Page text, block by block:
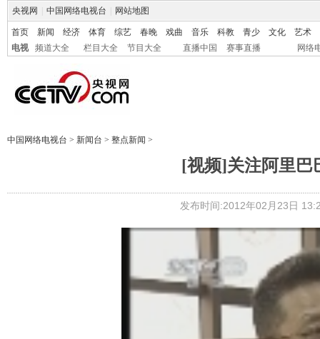
央视网 中国网络电视台 网站地图
首页 新闻 经济 体育 综艺 春晚 戏曲 音乐 科教 青少 文化
艺术
电视
频道大全 栏目大全 节目大全 直播中国 赛事直播 网络
中国网络电视台 > 新闻台 > 整点新闻 >
[视频]关注阿里巴
发布时间:2012年02月23日